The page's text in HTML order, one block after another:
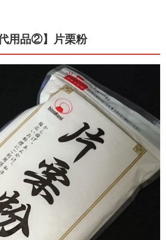
用品②】片栗粉